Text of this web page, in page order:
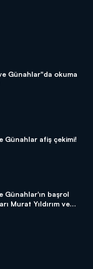
Günahlar"da okuma
Günahlar afiş çekimi!
Günahlar'ın başrol
Murat Yıldırım ve